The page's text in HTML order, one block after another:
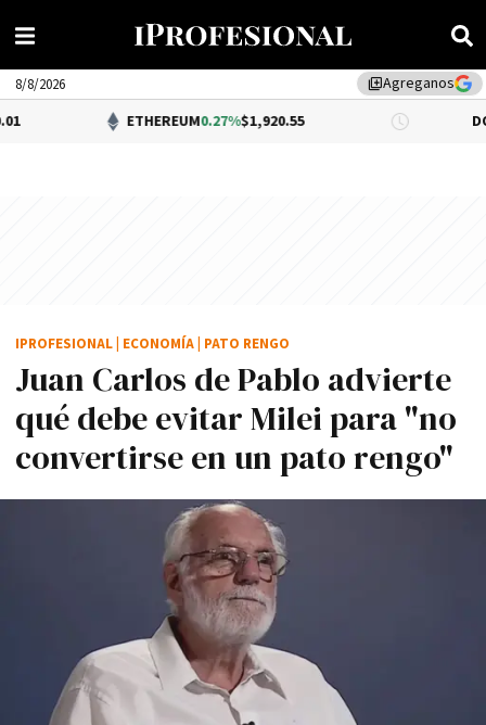
library_addAgreganos
8/8/2026
ETHEREUM0.27%$1,920.55 DÓLAR BNA
Juan Carlos de Pablo advierte
qué debe evitar Milei para "no
convertirse en un pato rengo"
IPROFESIONAL ECONOMÍA PATO RENGO